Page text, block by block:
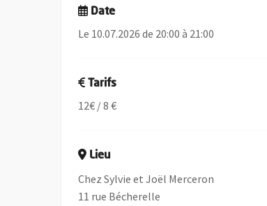
Date
Le 10.07.2026 de 20:00 à 21:00
Tarifs
12€ / 8 €
Lieu
Chez Sylvie et Joël Merceron
11 rue Bécherelle